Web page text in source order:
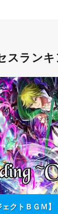
スラン
ェクトＢＧＭ】